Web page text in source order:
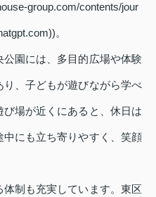
group.com/contents/jour
。
園には、多目的広場や体験
、子どもが遊びながら学べ
場が近くにあると、休日は
にも立ち寄りやすく、笑顔
制も充実しています。東区